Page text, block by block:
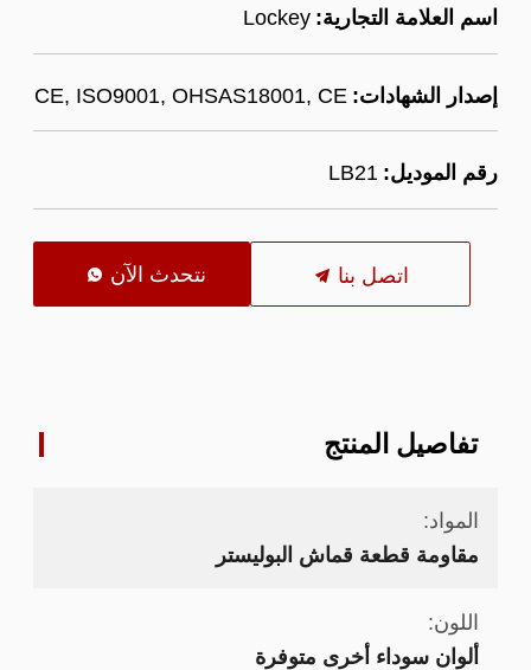
اسم العلامة التجارية: Lockey
إصدار الشهادات: CE, ISO9001, OHSAS18001, CE
رقم الموديل: LB21
اتصل بنا نتحدث الآن 
تفاصيل المنتج
المواد:
مقاومة قطعة قماش البوليستر
اللون:
ألوان سوداء أخرى متوفرة